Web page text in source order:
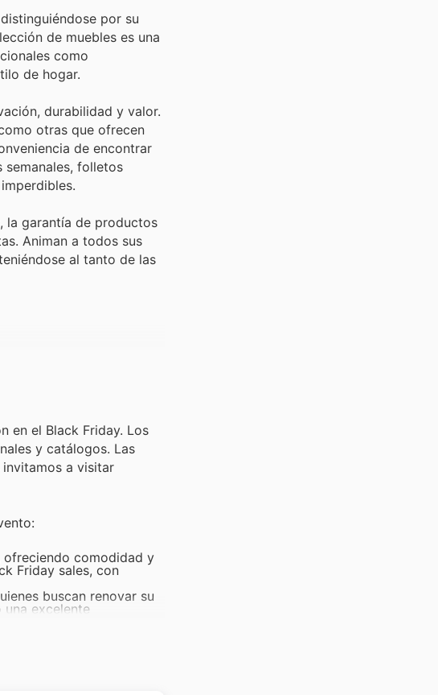
por su
de muebles es una
como
de hogar.
durabilidad y valor.
otras que ofrecen
de encontrar
semanales, folletos
la garantía de productos
Animan a todos sus
al tanto de las
en el Black Friday. Los
y catálogos. Las
a visitar
ofreciendo comodidad y
Friday sales, con
buscan renovar su
excelente
Muebles Minimal
oficina en casa de